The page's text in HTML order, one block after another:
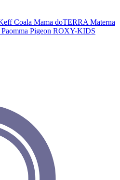
Coala Mama doTERRA Materna
Paomma Pigeon ROXY-KIDS